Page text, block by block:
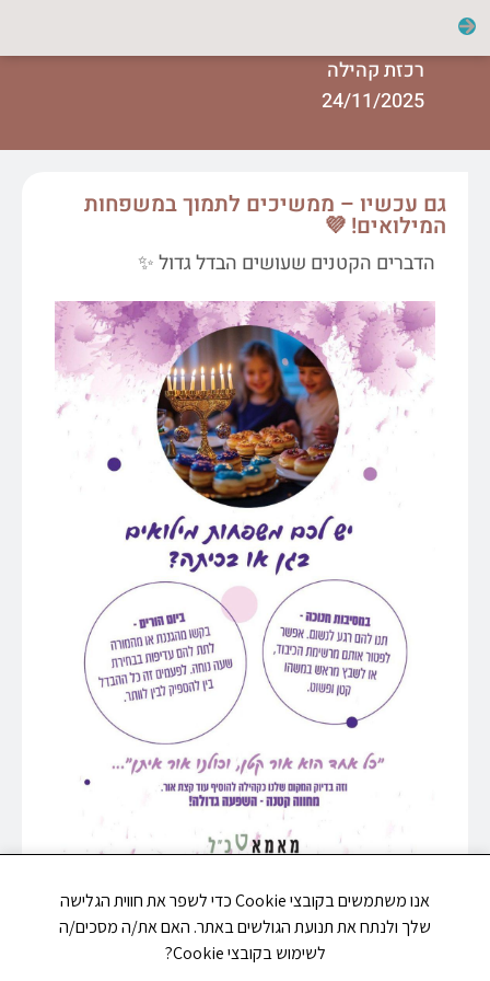
רכזת קהילה
24/11/2025
גם עכשיו – ממשיכים לתמוך במשפחות
המילואים! 💜
הדברים הקטנים שעושים הבדל גדול ✨
אנו משתמשים בקובצי Cookie כדי לשפר את חווית הגלישה
שלך ולנתח את תנועת הגולשים באתר. האם את/ה מסכים/ה
לשימוש בקובצי Cookie?